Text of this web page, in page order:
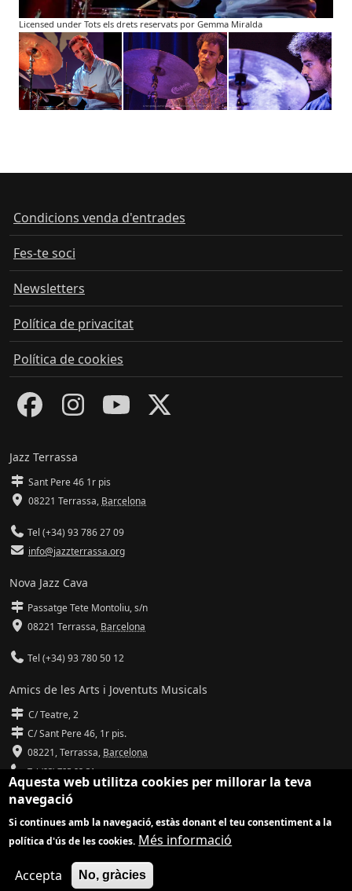
Licensed under Tots els drets reservats por Gemma Miralda
Condicions venda d'entrades
Fes-te soci
Newsletters
Política de privacitat
Política de cookies
Jazz Terrassa
Sant Pere 46 1r pis
08221 Terrassa, Barcelona
Tel (+34) 93 786 27 09
info@jazzterrassa.org
Nova Jazz Cava
Passatge Tete Montoliu, s/n
08221 Terrassa, Barcelona
Tel (+34) 93 780 50 12
Amics de les Arts i Joventuts Musicals
C/ Teatre, 2
C/ Sant Pere 46, 1r pis.
08221,Terrassa, Barcelona
Tel (93) 785 92 31
info@amicsdelesarts-jjmm.cat
www.amicsdelesarts-jjmm.cat
Adaptació de
Aquesta web utilitza cookies per millorar la teva
navegació
Si continues amb la navegació, estàs donant el teu consentiment a la
política d'ús de les cookies. Més informació
Accepta No, gràcies